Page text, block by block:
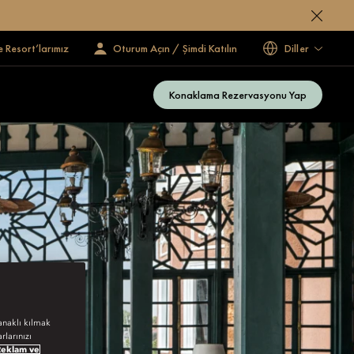
Oturum Açın / Şimdi Katılın Diller
Konaklama Rezervasyonu Yap
kılmak
ve